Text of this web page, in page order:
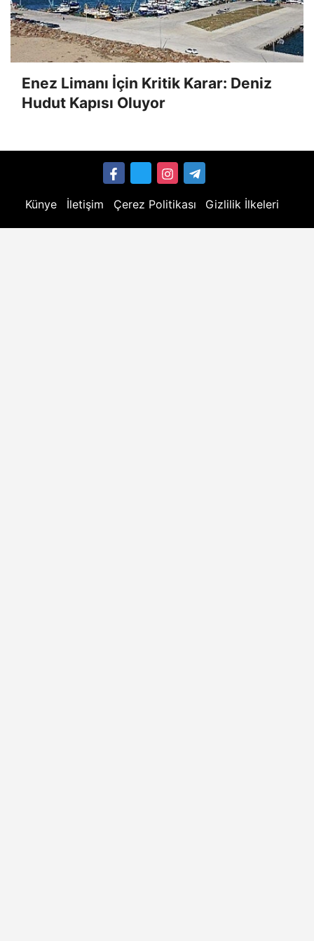
Enez Limanı İçin Kritik Karar: Deniz
Hudut Kapısı Oluyor
Künye İletişim Çerez Politikası Gizlilik İlkeleri